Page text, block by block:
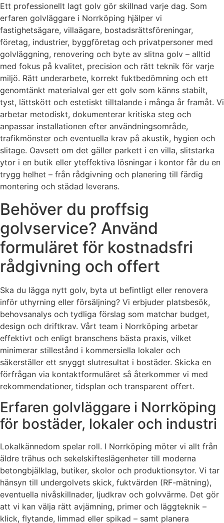
Ett professionellt lagt golv gör skillnad varje dag. Som
erfaren golvläggare i Norrköping hjälper vi
fastighetsägare, villaägare, bostadsrättsföreningar,
företag, industrier, byggföretag och privatpersoner med
golvläggning, renovering och byte av slitna golv – alltid
med fokus på kvalitet, precision och rätt teknik för varje
miljö. Rätt underarbete, korrekt fuktbedömning och ett
genomtänkt materialval ger ett golv som känns stabilt,
tyst, lättskött och estetiskt tilltalande i många år framåt. Vi
arbetar metodiskt, dokumenterar kritiska steg och
anpassar installationen efter användningsområde,
trafikmönster och eventuella krav på akustik, hygien och
slitage. Oavsett om det gäller parkett i en villa, slitstarka
ytor i en butik eller yteffektiva lösningar i kontor får du en
trygg helhet – från rådgivning och planering till färdig
montering och städad leverans.
Behöver du proffsig
golvservice? Använd
formuläret för kostnadsfri
rådgivning och offert
Ska du lägga nytt golv, byta ut befintligt eller renovera
inför uthyrning eller försäljning? Vi erbjuder platsbesök,
behovsanalys och tydliga förslag som matchar budget,
design och driftkrav. Vårt team i Norrköping arbetar
effektivt och enligt branschens bästa praxis, vilket
minimerar stillestånd i kommersiella lokaler och
säkerställer ett snyggt slutresultat i bostäder. Skicka en
förfrågan via kontaktformuläret så återkommer vi med
rekommendationer, tidsplan och transparent offert.
Erfaren golvläggare i Norrköping
för bostäder, lokaler och industri
Lokalkännedom spelar roll. I Norrköping möter vi allt från
äldre trähus och sekelskifteslägenheter till moderna
betongbjälklag, butiker, skolor och produktionsytor. Vi tar
hänsyn till undergolvets skick, fuktvärden (RF-mätning),
eventuella nivåskillnader, ljudkrav och golvvärme. Det gör
att vi kan välja rätt avjämning, primer och läggteknik –
klick, flytande, limmad eller spikad – samt planera